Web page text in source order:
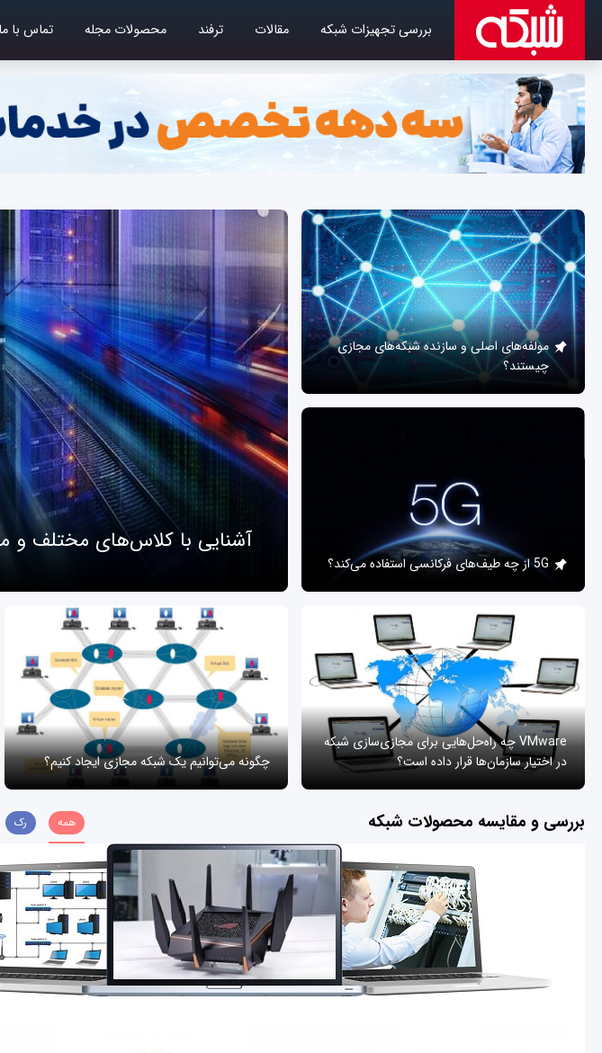
بررسی تجهیزات شبکه مقالات ترفند محصولات مجله تماس با ما
آشنایی با کلاس‌های مختلف و
مولفه‌های اصلی و سازنده شبکه‌های مجازی
چیستند؟
5G از چه طیف‌های فرکانسی استفاده می‌کند؟
VMware چه راه‌حل‌هایی برای مجازی‌سازی شبکه
در اختیار سازمان‌ها قرار داده است؟
چگونه می‌توانیم یک شبکه مجازی ایجاد کنیم؟
بررسی و مقایسه محصولات شبکه همه رک